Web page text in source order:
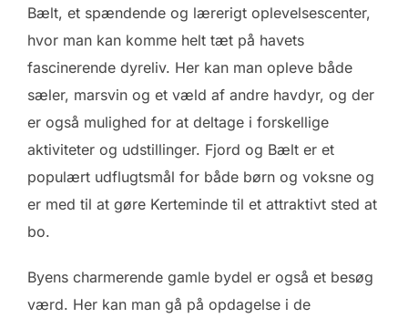
Bælt, et spændende og lærerigt oplevelsescenter,
hvor man kan komme helt tæt på havets
fascinerende dyreliv. Her kan man opleve både
sæler, marsvin og et væld af andre havdyr, og der
er også mulighed for at deltage i forskellige
aktiviteter og udstillinger. Fjord og Bælt er et
populært udflugtsmål for både børn og voksne og
er med til at gøre Kerteminde til et attraktivt sted at
bo.
Byens charmerende gamle bydel er også et besøg
værd. Her kan man gå på opdagelse i de